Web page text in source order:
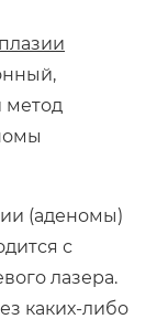
метод
(аденомы)
с
лазера.
каких-либо